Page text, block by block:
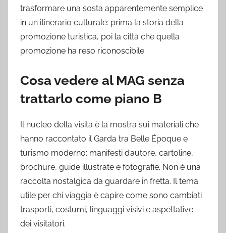
trasformare una sosta apparentemente semplice
in un itinerario culturale: prima la storia della
promozione turistica, poi la città che quella
promozione ha reso riconoscibile.
Cosa vedere al MAG senza
trattarlo come piano B
Il nucleo della visita è la mostra sui materiali che
hanno raccontato il Garda tra Belle Époque e
turismo moderno: manifesti d’autore, cartoline,
brochure, guide illustrate e fotografie. Non è una
raccolta nostalgica da guardare in fretta. Il tema
utile per chi viaggia è capire come sono cambiati
trasporti, costumi, linguaggi visivi e aspettative
dei visitatori.